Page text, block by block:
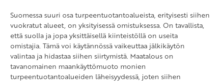
Suomessa suuri osa turpeentuotantoalueista, erityisesti siihen
vuokratut alueet, on yksityisessä omistuksessa. On tavallista,
että suolla ja jopa yksittäisellä kiinteistöllä on useita
omistajia. Tämä voi käytännössä vaikeuttaa jälkikäytön
valintaa ja hidastaa siihen siirtymistä. Maatalous on
tavanomainen maankäyttömuoto monien
turpeentuotantoalueiden läheisyydessä, joten siihen